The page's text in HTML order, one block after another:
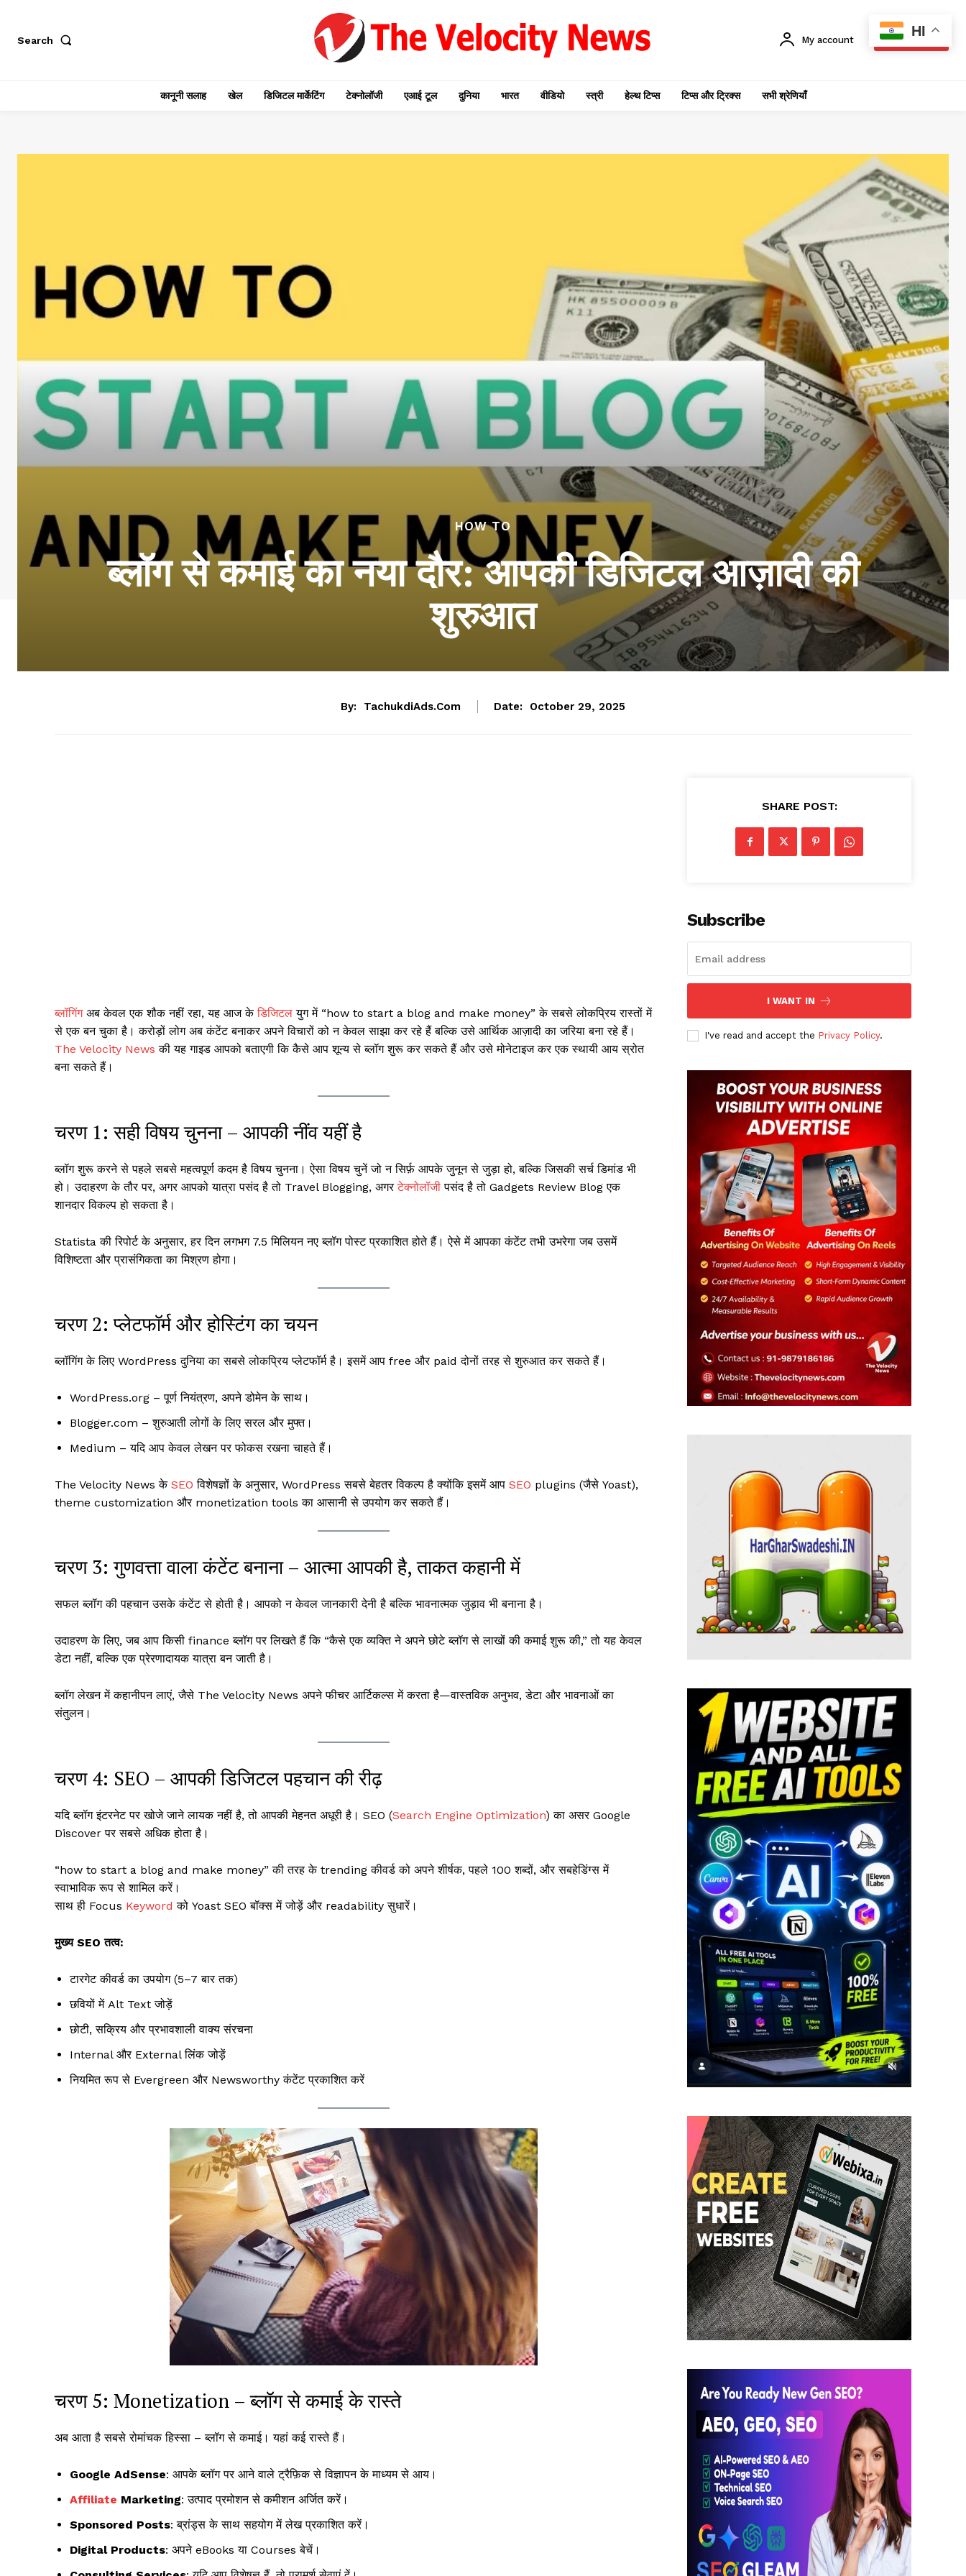
Search My account SUBSCRIBE
कानूनी सलाह खेल डिजिटल मार्केटिंग टेक्नोलॉजी एआई टूल दुनिया भारत वीडियो स्त्री हेल्थ टिप्स टिप्स और ट्रिक्स सभी श्रेणियाँ
HOW TO
ब्लॉग से कमाई का नया दौर: आपकी डिजिटल आज़ादी की
शुरुआत
By: TachukdiAds.com Date: October 29, 2025
ब्लॉगिंगअब केवल एक शौक नहीं रहा, यह आज केडिजिटल युग में “how to start a blog and make money” के सबसे लोकप्रिय रास्तों में
से एक बन चुका है। करोड़ों लोग अब कंटेंट बनाकर अपने विचारों को न केवल साझा कर रहे हैं बल्कि उसे आर्थिक आज़ादी का जरिया बना रहे हैं।
The Velocity News की यह गाइड आपको बताएगी कि कैसे आप शून्य से ब्लॉग शुरू कर सकते हैं और उसे मोनेटाइज कर एक स्थायी आय स्रोत
बना सकते हैं।
चरण 1: सही विषय चुनना – आपकी नींव यहीं है
ब्लॉग शुरू करने से पहले सबसे महत्वपूर्ण कदम है विषय चुनना। ऐसा विषय चुनें जो न सिर्फ़ आपके जुनून से जुड़ा हो, बल्कि जिसकी सर्च डिमांड भी
हो। उदाहरण के तौर पर, अगर आपको यात्रा पसंद है तो Travel Blogging , अगरटेक्नोलॉजी पसंद है तो Gadgets Review Blog एक
शानदार विकल्प हो सकता है।
Statista की रिपोर्ट के अनुसार, हर दिन लगभग 7.5 मिलियन नए ब्लॉग पोस्ट प्रकाशित होते हैं। ऐसे में आपका कंटेंट तभी उभरेगा जब उसमें
विशिष्टता और प्रासंगिकता का मिश्रण होगा।
चरण 2: प्लेटफॉर्म और होस्टिंग का चयन
ब्लॉगिंग के लिए WordPress दुनिया का सबसे लोकप्रिय प्लेटफॉर्म है। इसमें आप free और paid दोनों तरह से शुरुआत कर सकते हैं।
WordPress.org – पूर्ण नियंत्रण, अपने डोमेन के साथ।
Blogger.com – शुरुआती लोगों के लिए सरल और मुफ्त।
Medium – यदि आप केवल लेखन पर फोकस रखना चाहते हैं।
The Velocity News के SEO विशेषज्ञों के अनुसार, WordPress सबसे बेहतर विकल्प है क्योंकि इसमें आप SEO plugins (जैसे Yoast),
theme customization और monetization tools का आसानी से उपयोग कर सकते हैं।
चरण 3: गुणवत्ता वाला कंटेंट बनाना – आत्मा आपकी है, ताकत कहानी में
सफल ब्लॉग की पहचान उसके कंटेंट से होती है। आपको न केवल जानकारी देनी है बल्कि भावनात्मक जुड़ाव भी बनाना है।
उदाहरण के लिए, जब आप किसी finance ब्लॉग पर लिखते हैं कि “कैसे एक व्यक्ति ने अपने छोटे ब्लॉग से लाखों की कमाई शुरू की,” तो यह केवल
डेटा नहीं, बल्कि एक प्रेरणादायक यात्रा बन जाती है।
ब्लॉग लेखन में कहानीपन लाएं, जैसे The Velocity News अपने फीचर आर्टिकल्स में करता है—वास्तविक अनुभव, डेटा और भावनाओं का
संतुलन।
चरण 4: SEO – आपकी डिजिटल पहचान की रीढ़
यदि ब्लॉग इंटरनेट पर खोजे जाने लायक नहीं है, तो आपकी मेहनत अधूरी है। SEO (Search Engine Optimization) का असर Google
Discover पर सबसे अधिक होता है।
“how to start a blog and make money” की तरह के trending कीवर्ड को अपने शीर्षक, पहले 100 शब्दों, और सबहेडिंग्स में
स्वाभाविक रूप से शामिल करें।
साथ ही Focus Keyword को Yoast SEO बॉक्स में जोड़ें और readability सुधारें।
मुख्य SEO तत्व:
टारगेट कीवर्ड का उपयोग (5–7 बार तक)
छवियों में Alt Text जोड़ें
छोटी, सक्रिय और प्रभावशाली वाक्य संरचना
Internal और External लिंक जोड़ें
नियमित रूप से Evergreen और Newsworthy कंटेंट प्रकाशित करें
चरण 5: Monetization – ब्लॉग से कमाई के रास्ते
अब आता है सबसे रोमांचक हिस्सा – ब्लॉग से कमाई। यहां कई रास्ते हैं।
Google AdSense: आपके ब्लॉग पर आने वाले ट्रैफ़िक से विज्ञापन के माध्यम से आय।
Affiliate Marketing: उत्पाद प्रमोशन से कमीशन अर्जित करें।
Sponsored Posts: ब्रांड्स के साथ सहयोग में लेख प्रकाशित करें।
Digital Products: अपने eBooks या Courses बेचें।
SHARE POST:
Subscribe
I WANT IN
I've read and accept the Privacy Policy.
HI